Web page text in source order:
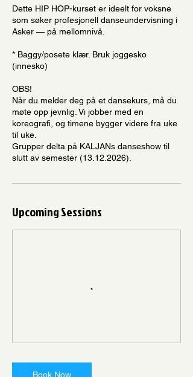
Dette HIP HOP-kurset er ideelt for voksne
som søker profesjonell danseundervisning i
Asker — på mellomnivå.
* Baggy/posete klær. Bruk joggesko
(innesko)
OBS!
Når du melder deg på et dansekurs, må du
møte opp jevnlig. Vi jobber med en
koreografi, og timene bygger videre fra uke
til uke.
Grupper delta på KALJANs danseshow til
slutt av semester (13.12.2026).
Upcoming Sessions
Book Now